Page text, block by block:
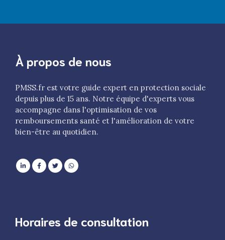
À propos de nous
PMSS.fr est votre guide expert en protection sociale
depuis plus de 15 ans. Notre équipe d'experts vous
accompagne dans l'optimisation de vos
remboursements santé et l'amélioration de votre
bien-être au quotidien.
Horaires de consultation